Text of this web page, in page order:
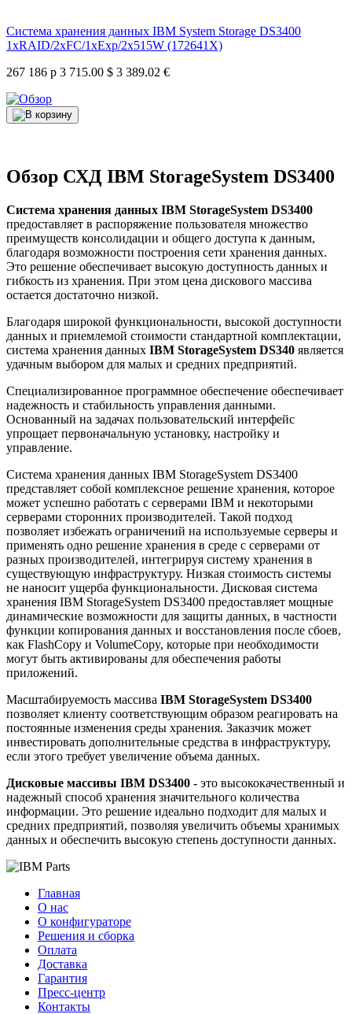
Система хранения данных IBM System Storage DS3400
1xRAID/2xFC/1xExp/2x515W (172641X)
267 186 р 3 715.00 $ 3 389.02 €
Обзор СХД IBM StorageSystem DS3400
Система хранения данных IBM StorageSystem DS3400
предоставляет в распоряжение пользователя множество
преимуществ консолидации и общего доступа к данным,
благодаря возможности построения сети хранения данных.
Это решение обеспечивает высокую доступность данных и
гибкость из хранения. При этом цена дискового массива
остается достаточно низкой.
Благодаря широкой функциональности, высокой доступности
данных и приемлемой стоимости стандартной комплектации,
система хранения данных IBM StorageSystem DS340 является
удачным выбором для малых и средних предприятий.
Специализированное программное обеспечение обеспечивает
надежность и стабильность управления данными.
Основанный на задачах пользовательский интерфейс
упрощает первоначальную установку, настройку и
управление.
Система хранения данных IBM StorageSystem DS3400
представляет собой комплексное решение хранения, которое
может успешно работать с серверами IBM и некоторыми
серверами сторонних производителей. Такой подход
позволяет избежать ограничений на используемые серверы и
применять одно решение хранения в среде с серверами от
разных производителей, интегрируя систему хранения в
существующую инфраструктуру. Низкая стоимость системы
не наносит ущерба функциональности. Дисковая система
хранения IBM StorageSystem DS3400 предоставляет мощные
динамические возможности для защиты данных, в частности
функции копирования данных и восстановления после сбоев,
как FlashCopy и VolumeCopy, которые при необходимости
могут быть активированы для обеспечения работы
приложений.
Масштабируемость массива IBM StorageSystem DS3400
позволяет клиенту соответствующим образом реагировать на
постоянные изменения среды хранения. Заказчик может
инвестировать дополнительные средства в инфраструктуру,
если этого требует увеличение объема данных.
Дисковые массивы IBM DS3400 - это высококачественный и
надежный способ хранения значительного количества
информации. Это решение идеально подходит для малых и
средних предприятий, позволяя увеличить объемы хранимых
данных и обеспечить высокую степень доступности данных.
Главная
О нас
О конфигураторе
Решения и сборка
Оплата
Доставка
Гарантия
Пресс-центр
Контакты